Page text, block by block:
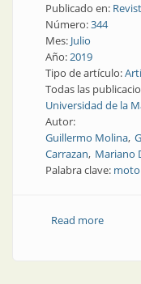
Publicado en:
Número:344
Mes: Julio
Año:2019
Tipo de artículo:
Todas las
Universidad de la
Autor:
Guillermo Molina
Carrazan Mariano
Palabra clave:
Read moreabout